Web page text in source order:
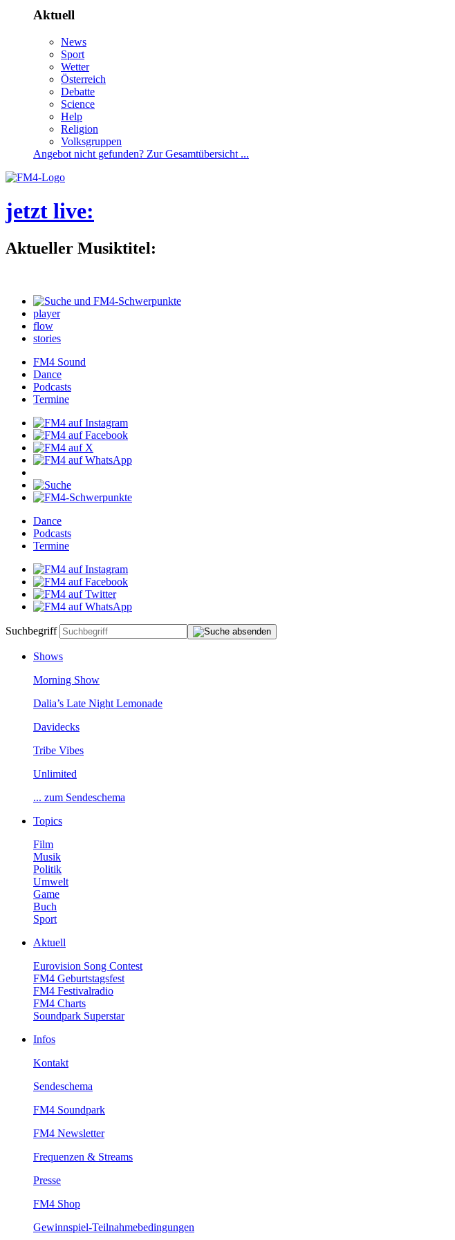
Aktuell
News
Sport
Wetter
Österreich
Debatte
Science
Help
Religion
Volksgruppen
Angebotnichtgefunden?ZurGesamtübersicht...
jetztlive:
AktuellerMusiktitel:
player
flow
stories
FM4Sound
Dance
Podcasts
Termine
Dance
Podcasts
Termine
Suchbegriff
Shows
MorningShow
Dalia’sLateNightLemonade
Davidecks
TribeVibes
Unlimited
...zumSendeschema
Topics
Film
Musik
Politik
Umwelt
Game
Buch
Sport
Aktuell
EurovisionSongContest
FM4Geburtstagsfest
FM4Festivalradio
FM4Charts
SoundparkSuperstar
Infos
Kontakt
Sendeschema
FM4Soundpark
FM4Newsletter
Frequenzen&Streams
Presse
FM4Shop
Gewinnspiel-Teilnahmebedingungen